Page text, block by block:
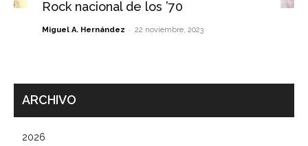
Rock nacional de los ’70
Miguel A. Hernández - 22 noviembre, 2023
ARCHIVO
2026